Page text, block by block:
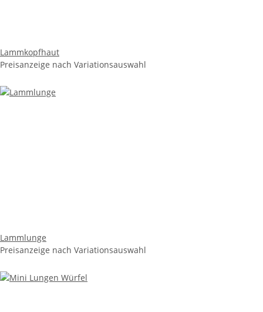
Lammkopfhaut
Preisanzeige nach Variationsauswahl
Lammlunge
Preisanzeige nach Variationsauswahl